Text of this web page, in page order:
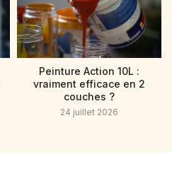
Peinture Action 10L :
vraiment efficace en 2
couches ?
24 juillet 2026